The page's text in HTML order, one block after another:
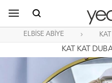
s
ELBİSE ABİYE
KAT KAT